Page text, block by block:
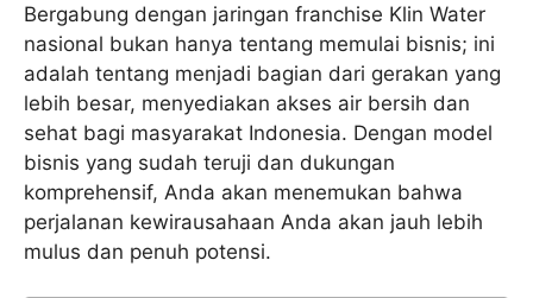
Bergabung dengan jaringan franchise Klin Water
nasional bukan hanya tentang memulai bisnis; ini
adalah tentang menjadi bagian dari gerakan yang
lebih besar, menyediakan akses air bersih dan
sehat bagi masyarakat Indonesia. Dengan model
bisnis yang sudah teruji dan dukungan
komprehensif, Anda akan menemukan bahwa
perjalanan kewirausahaan Anda akan jauh lebih
mulus dan penuh potensi.